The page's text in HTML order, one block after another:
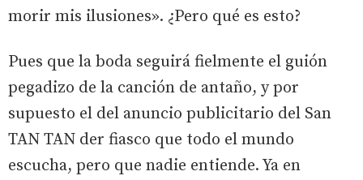
morir mis ilusiones». ¿Pero qué es esto?
Pues que la boda seguirá fielmente el guión
pegadizo de la canción de antaño, y por
supuesto el del anuncio publicitario del San
TAN TAN der fiasco que todo el mundo
escucha, pero que nadie entiende. Ya en